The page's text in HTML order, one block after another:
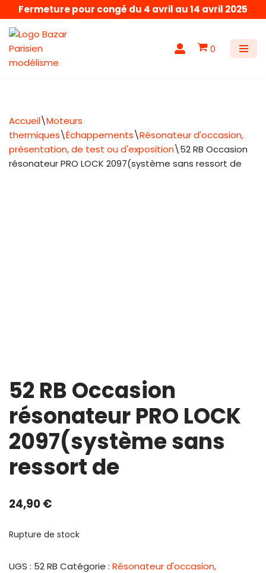
Aller
au
contenu
Fermeture pour congé du 4 avril au 14 avril 2025
0
Accueil\Moteurs
thermiques\Échappements\Résonateur d'occasion,
présentation, de test ou d'exposition\52 RB Occasion
résonateur PRO LOCK 2097(système sans ressort de
52 RB Occasion
résonateur PRO LOCK
2097(système sans
ressort de
24,90€
Rupture de stock
UGS : 52 RB Catégorie : Résonateur d'occasion,